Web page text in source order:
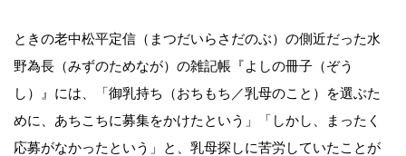
ときの老中松平定信（まつだいらさだのぶ）の側近だった水
野為長（みずのためなが）の雑記帳『よしの冊子（ぞう
し）』には、「御乳持ち（おちもち／乳母のこと）を選ぶた
めに、あちこちに募集をかけたという」「しかし、まったく
応募がなかったという」と、乳母探しに苦労していたことが